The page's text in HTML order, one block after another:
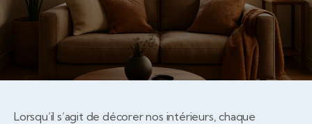
Lorsqu’il s’agit de décorer nos intérieurs, chaque